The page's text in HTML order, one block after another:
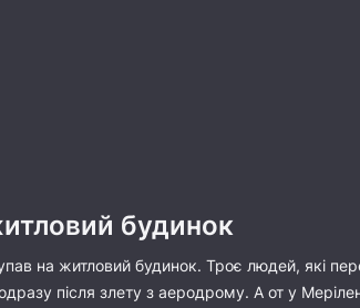
будинок
на житловий будинок. Троє людей, які
одразу після злету з аеродрому. А от у